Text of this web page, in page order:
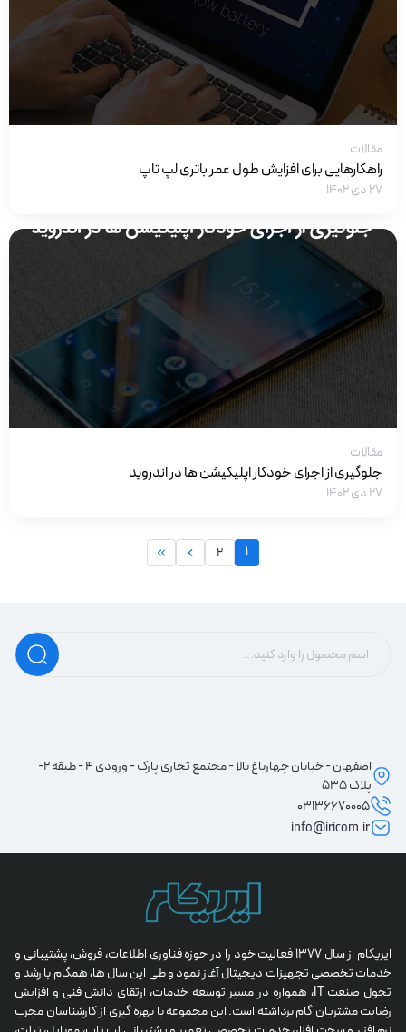
مقالات
راهکارهایی برای افزایش طول عمر باتری لپ تاپ
۲۷ دی ۱۴۰۲
مقالات
جلوگیری از اجرای خودکار اپلیکیشن ها در اندروید
۲۷ دی ۱۴۰۲
1
2
اصفهان - خیابان چهارباغ بالا - مجتمع تجاری پارک - ورودی 4 - طبقه 2-
پلاک 535
03136670005
info@iricom.ir